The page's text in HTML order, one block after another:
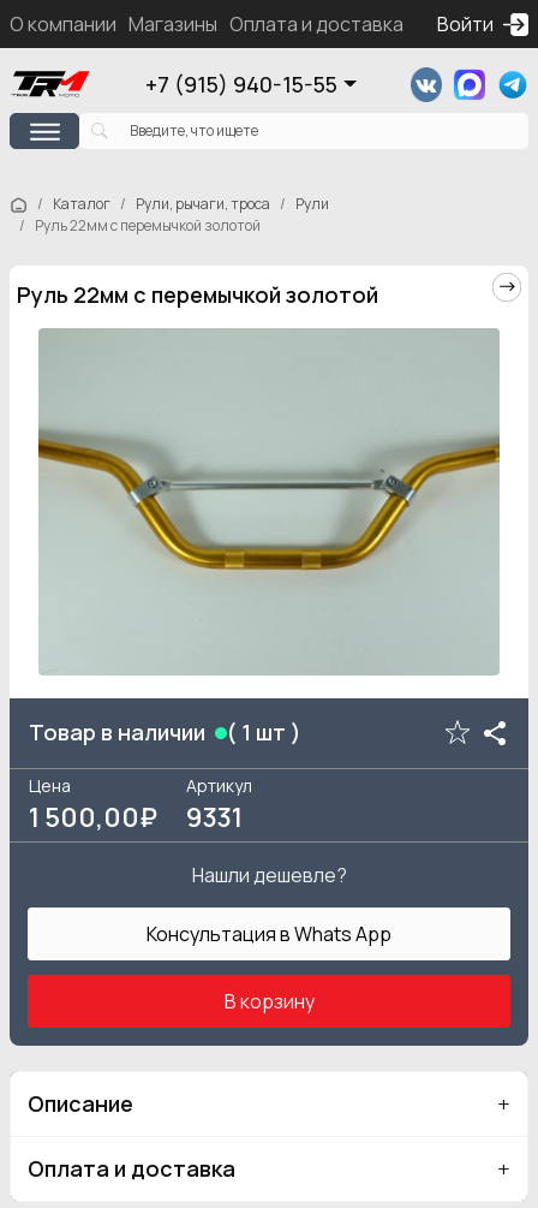
О компании Магазины Оплата и доставка Контакты
Войти
+7 (915) 940-15-55
Каталог Рули, рычаги, троса
Рули
Руль 22мм с перемычкой золотой
Руль 22мм с перемычкой золотой
Товар в наличии ( 1 шт )
Цена
1 500,00₽
Артикул
9331
Нашли дешевле?
Консультация в Whats App
В корзину
Описание
Оплата и доставка